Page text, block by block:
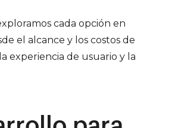
cada opción en
el alcance y los costos de
experiencia de usuario y la